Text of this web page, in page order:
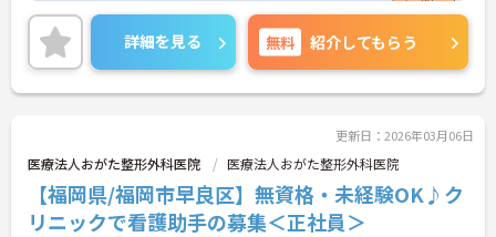
す。また、残業はありません。ワークライフバラン
スを保ちながらご勤務いただけます。
ご興味のある方には、面接対策ポイントなど、さら
に詳細をご案内しますのでお気軽にご相談くださ
い！
詳細を見る 無料 紹介してもらう
更新日：2026年03月06日
医療法人おがた整形外科医院 医療法人おがた整形外科医院
【福岡県/福岡市早良区】無資格・未経験OK♪ク
リニックで看護助手の募集＜正社員＞